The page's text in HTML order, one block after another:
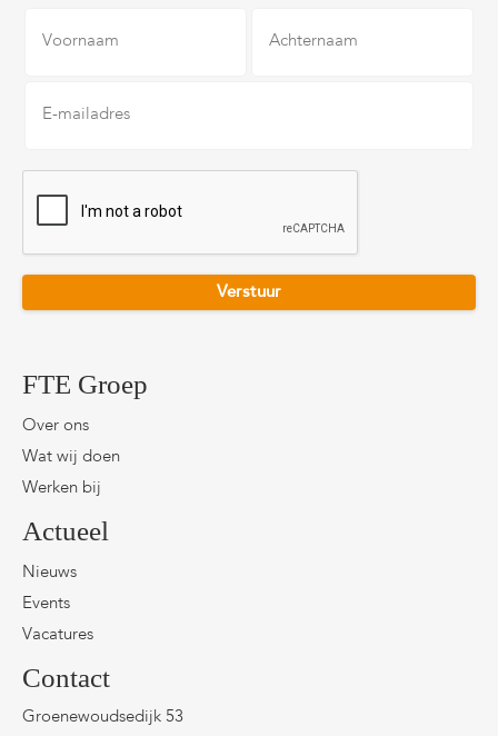
mailadres *
FTE Groep
Over ons
Wat wij doen
Werken bij
Actueel
Nieuws
Events
Vacatures
Contact
Groenewoudsedijk 53